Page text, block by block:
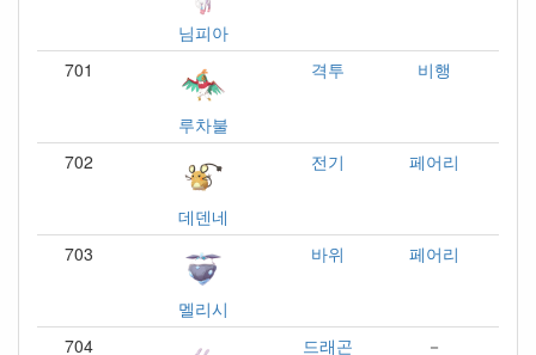
님피아
701
루차불
격투 비행
702
데덴네
전기 페어리
703
멜리시
바위 페어리
704 드래곤 －